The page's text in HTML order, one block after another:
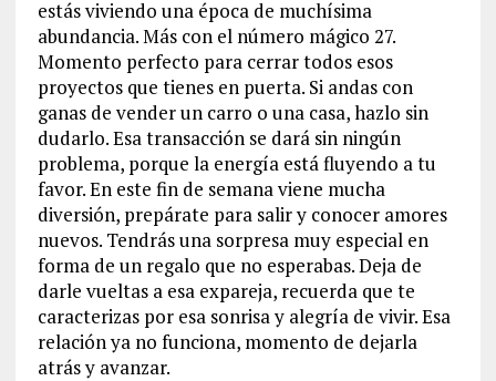
estás viviendo una época de muchísima
abundancia. Más con el número mágico 27.
Momento perfecto para cerrar todos esos
proyectos que tienes en puerta. Si andas con
ganas de vender un carro o una casa, hazlo sin
dudarlo. Esa transacción se dará sin ningún
problema, porque la energía está fluyendo a tu
favor. En este fin de semana viene mucha
diversión, prepárate para salir y conocer amores
nuevos. Tendrás una sorpresa muy especial en
forma de un regalo que no esperabas. Deja de
darle vueltas a esa expareja, recuerda que te
caracterizas por esa sonrisa y alegría de vivir. Esa
relación ya no funciona, momento de dejarla
atrás y avanzar.